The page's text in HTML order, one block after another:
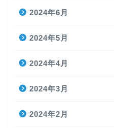
2024年6月
2024年5月
2024年4月
2024年3月
2024年2月